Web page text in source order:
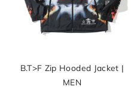
B.T>F Zip Hooded Jacket |
MEN